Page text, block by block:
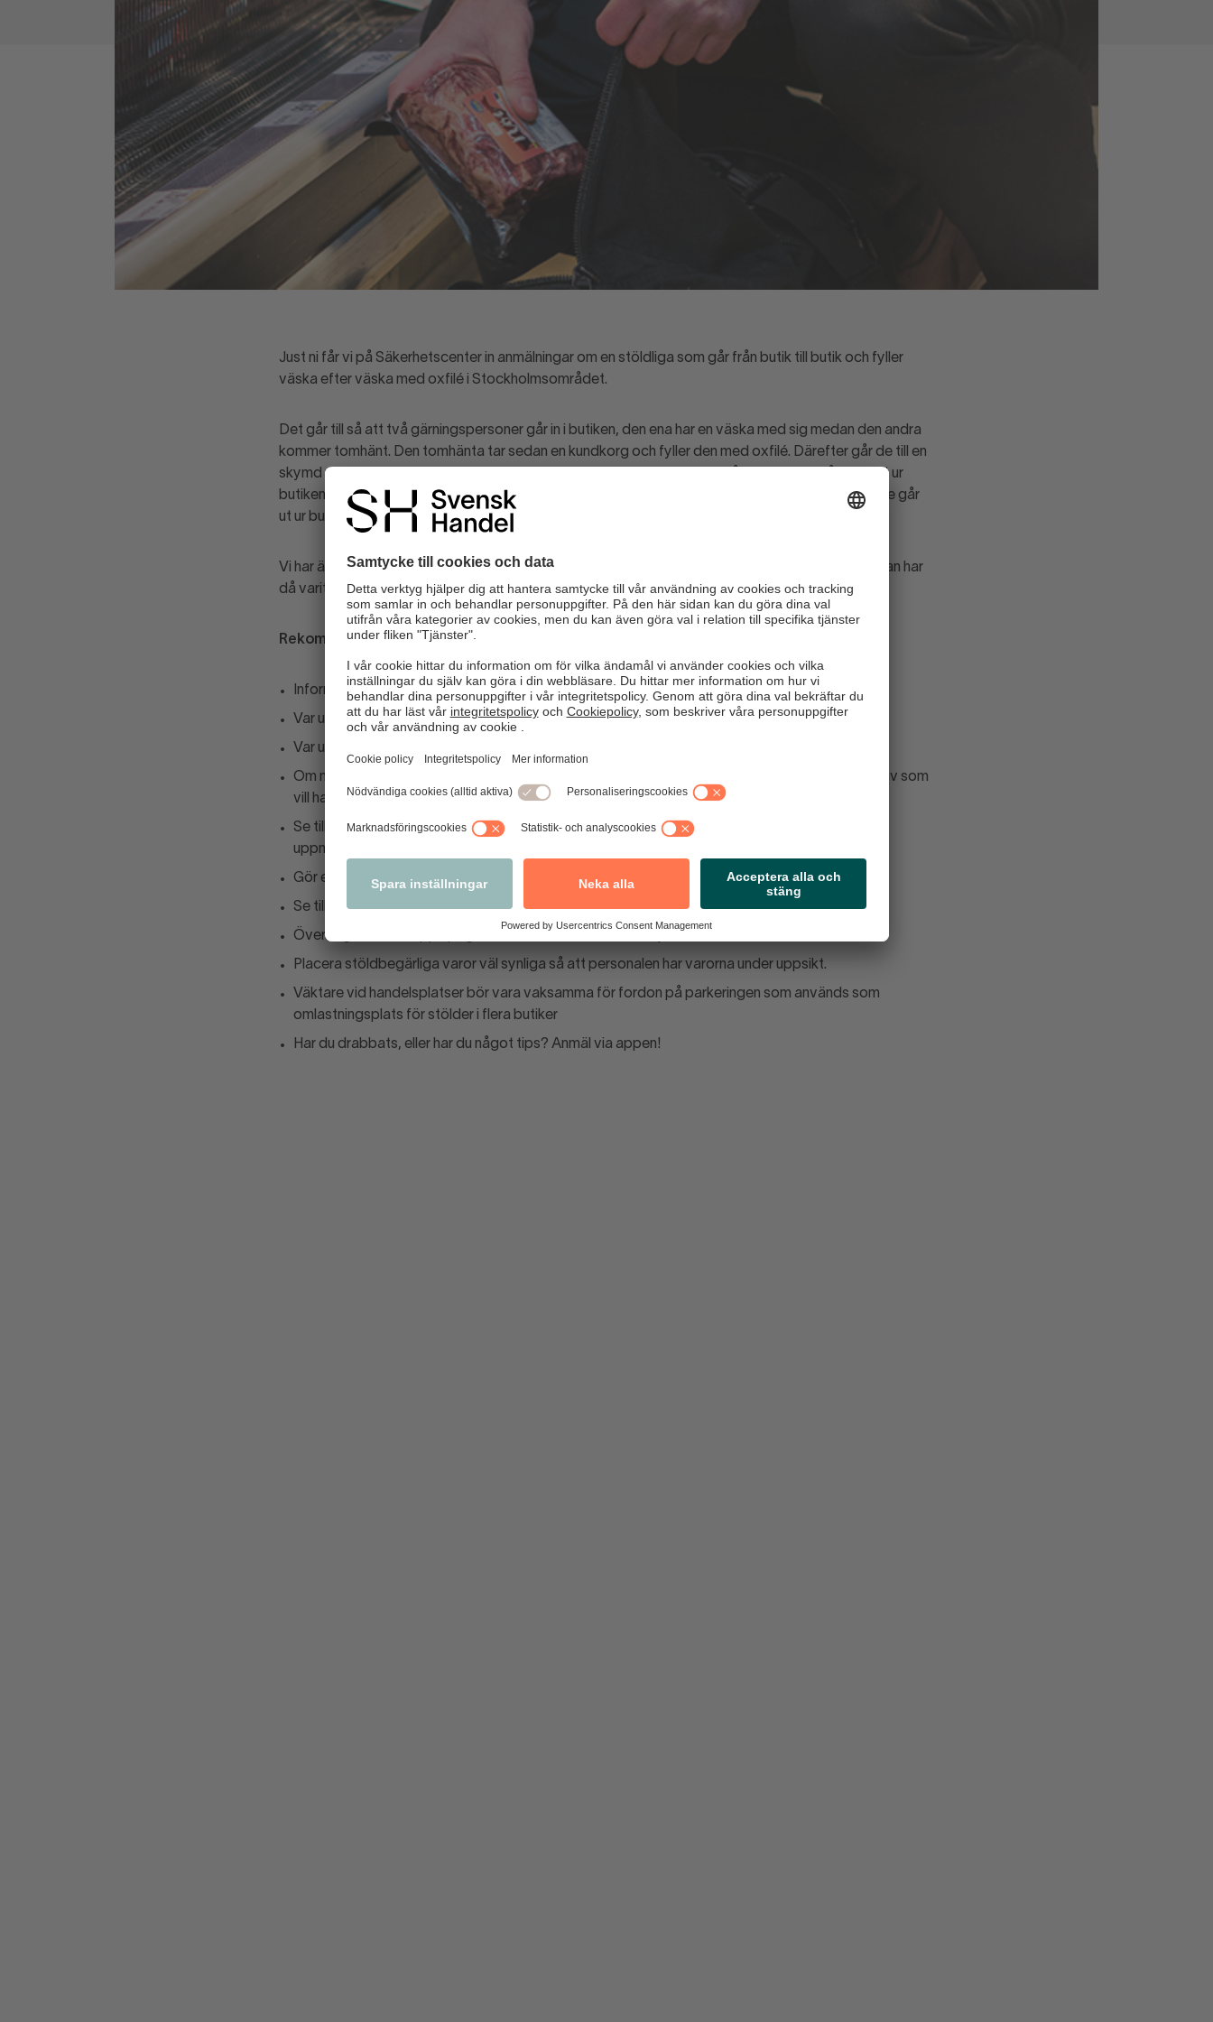
Just ni får vi på Säkerhetscenter in anmälningar om en stöldliga som går från butik till butik och fyller
väska efter väska med oxfilé i Stockholmsområdet.
Det går till så att två gärningspersoner går in i butiken, den ena har en väska med sig medan den andra
kommer tomhänt. Den tomhänta tar sedan en kundkorg och fyller den med oxfilé. Därefter går de till en
skymd del av butiken och lastar över köttet till väskan. Kundkorgen är då tom och de går lugnt ut ur
butiken med väskan utan att betala för sig. En av gärningspersonerna brukar prata i telefon när de går
ut ur butiken.
Vi har även sett att stöldligan lämnar en medhavd väska vid entrén till butiken de ska gå in i. Väskan har
då varit fylld med kött från andra butiker i närområdet.
Rekommendationer:
Informera er personal och var uppmärksamma
Var uppmärksam på om det är någon som går runt med väska i butiken
Var uppmärksam på om någon lämnar en väska vid entrén till butiken
Om någon tittar efter dig i butiken, gå dit. Det är antingen en kund som behöver hjälp eller en tjuv som
vill ha dig under uppsikt
Se till att butiken har ett system eller rutin för hur personalen ska kunna påkalla varandras
uppmärksamhet vid misstanke om stöld
Gör en ”svinnkarta” för att kartlägga stölderna
Se till att personalen går förbi de ”hotspots” som svinnkartan visar
Överväg att sätta upp speglar eller kameror vid dolda utrymmen
Placera stöldbegärliga varor väl synliga så att personalen har varorna under uppsikt.
Väktare vid handelsplatser bör vara vaksamma för fordon på parkeringen som används som
omlastningsplats för stölder i flera butiker
Har du drabbats, eller har du något tips? Anmäl via appen!